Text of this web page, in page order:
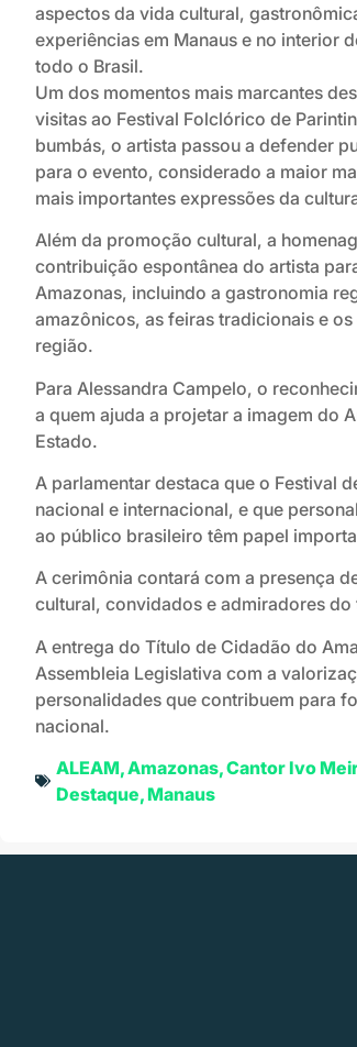
aspectos da vida cultural,
experiências em Manaus e no interior
todo o Brasil.
Um dos momentos mais marcantes
visitas ao Festival Folclórico de
bumbás, o artista passou a defender
para o evento, considerado a maior
mais importantes expressões da
Além da promoção cultural, a
contribuição espontânea do artista
Amazonas, incluindo a gastronomia
amazônicos, as feiras tradicionais e
região.
Para Alessandra Campelo, o
a quem ajuda a projetar a imagem do
Estado.
A parlamentar destaca que o Festival
nacional e internacional, e que
ao público brasileiro têm papel
A cerimônia contará com a presença
cultural, convidados e admiradores
A entrega do Título de Cidadão do
Assembleia Legislativa com a
personalidades que contribuem para
nacional.
ALEAM,Amazonas,Cantor Ivo
Destaque,Manaus